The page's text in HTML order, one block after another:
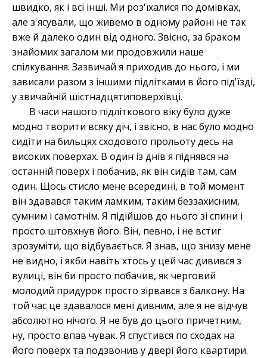
швидко, як і всі інші. Ми роз'їхалися по домівках,
але з'ясували, що живемо в одному районі не так
вже й далеко один від одного. Звісно, за браком
знайомих загалом ми продовжили наше
спілкування. Зазвичай я приходив до нього, і ми
зависали разом з іншими підлітками в його під'їзді,
у звичайній шістнадцятиповерхівці.
В часи нашого підліткового віку було дуже
модно творити всяку діч, і звісно, в нас було модно
сидіти на бильцях сходового прольоту десь на
високих поверхах. В один із днів я піднявся на
останній поверх і побачив, як він сидів там, сам
один. Щось стисло мене всередині, в той момент
він здавався таким ламким, таким беззахисним,
сумним і самотнім. Я підійшов до нього зі спини і
просто штовхнув його. Він, певно, і не встиг
зрозуміти, що відбувається. Я знав, що знизу мене
не видно, і якби навіть хтось у цей час дивився з
вулиці, він би просто побачив, як черговий
молодий придурок просто зірвався з балкону. На
той час це здавалося мені дивним, але я не відчув
абсолютно нічого. Я не був до цього причетним,
ну, просто впав чувак. Я спустився по сходах на
його поверх та подзвонив у двері його квартири.